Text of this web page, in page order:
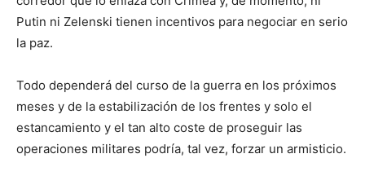
Putin ni Zelenski tienen incentivos para negociar en serio
la paz.
Todo dependerá del curso de la guerra en los próximos
meses y de la estabilización de los frentes y solo el
estancamiento y el tan alto coste de proseguir las
operaciones militares podría, tal vez, forzar un armisticio.